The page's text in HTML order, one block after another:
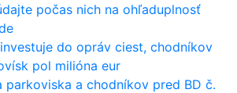
počas nich na ohľaduplnosť
do opráv ciest, chodníkov
pol milióna eur
parkoviska a chodníkov pred BD č.